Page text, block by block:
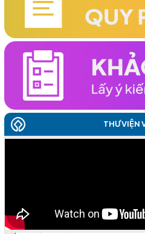
TỔ CHỨC THÀNH CÔNG HỘI
HỌC BỔNG ĐẦU NĂM 2026 KHU
(06/03/2026)
ĐẠI HỘI ĐẠI BIỂU HỘI KHUYẾN
NHIỆM KỲ 2026 – 2031 ĐÃ
(22/06/2026)
TIN NHANH ĐẠI HỘI ĐẠI BIỂU HỘI
THƯ VIỆN
Hội Khuyến học giữ vị trí quan
mới giáo dục